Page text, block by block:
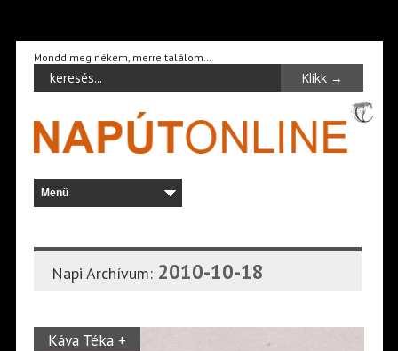
Mondd meg nékem, merre találom…
Napi Archívum: 2010-10-18
Káva Téka +